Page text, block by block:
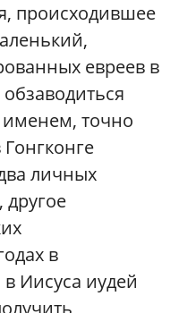
происходившее
евреев в
точно
личных
в
Иисуса иудей